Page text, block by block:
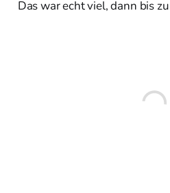
Das war echt viel, dann bis